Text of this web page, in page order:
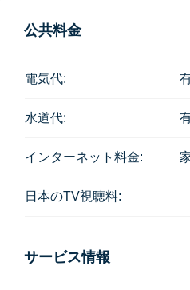
公共料金
電気代:
水道代:
インターネット料金:
日本のTV視聴料:
サービス情報